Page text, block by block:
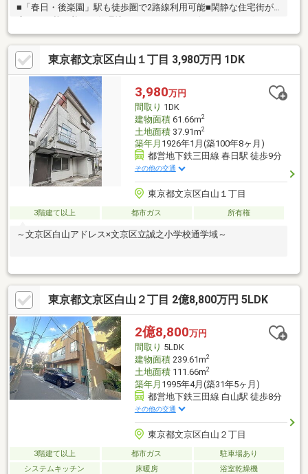
■「春日・後楽園」駅も徒歩圏で2路線利用可能■閑静な住宅街が
広がる、落ち着いた住環境■スーパー・コンビニ・ドラッグスト
アが身近で買い物便利■飲食店や生活利便施設が充実し、暮らし
やすい街並み■小学校・保育園・公園が近く、子育て世帯にもお
すすめ■教育施設が充実した文京区ならではの住環境■緑豊かな公
園が点在し、四季を感じながら暮らせる環境■医療機関も充実し
ており、安心して生活できるエリア■戸建住宅を中心とした落ち
着きのある街並み■治安が良く、幅広い世代から人気の住宅地■文
京区ならではの歴史や文化を身近に感じられる立地
東京都文京区白山１丁目 3,980万円 1DK
3,980万円
間取り 1DK
建物面積61.66m2
土地面積37.91m2
築年月 1926年1月(築100年8ヶ月)
都営地下鉄三田線 春日駅 徒歩9分
その他の交通
東京都文京区白山１丁目
3階建て以上 都市ガス 所有権
～文京区白山アドレス×文京区立誠之小学校通学域～
東京都文京区白山２丁目 2億8,800万円 5LDK
2億8,800万円
間取り 5LDK
建物面積239.61m2
土地面積111.66m2
築年月 1995年4月(築31年5ヶ月)
都営地下鉄三田線 白山駅 徒歩8分
その他の交通
東京都文京区白山２丁目
3階建て以上 都市ガス
駐車場あり
システムキッチン
床暖房 浴室乾燥機